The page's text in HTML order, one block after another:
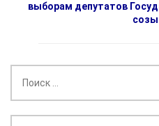
выборам депутатов